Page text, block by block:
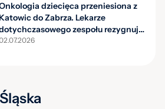
dziecięca przeniesiona z
do Zabrza. Lekarze
zespołu rezygnują
pracy